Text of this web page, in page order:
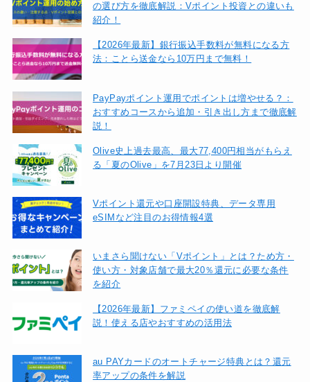
の選び方を徹底解説：Vポイント投資との違いも
紹介！
【2026年最新】銀行振込手数料が無料になる方
法：ことら送金なら10万円まで無料！
PayPayポイント運用でポイントは増やせる？：
おすすめコースから追加・引き出し方まで徹底解
説！
Olive史上過去最高、最大77,400円相当がもらえ
る「夏のOlive」を7月23日より開催
Vポイント還元や口座開設特典、データ専用
eSIMなど注目のお得情報4選
いまさら聞けない「Vポイント」とは？ため方・
使い方・対象店舗で最大20％還元に必要な条件
を紹介
【2026年最新】ファミペイの使い道を徹底解
説！使える店やおすすめの活用法
au PAYカードのオートチャージ特典とは？還元
率アップの条件を解説